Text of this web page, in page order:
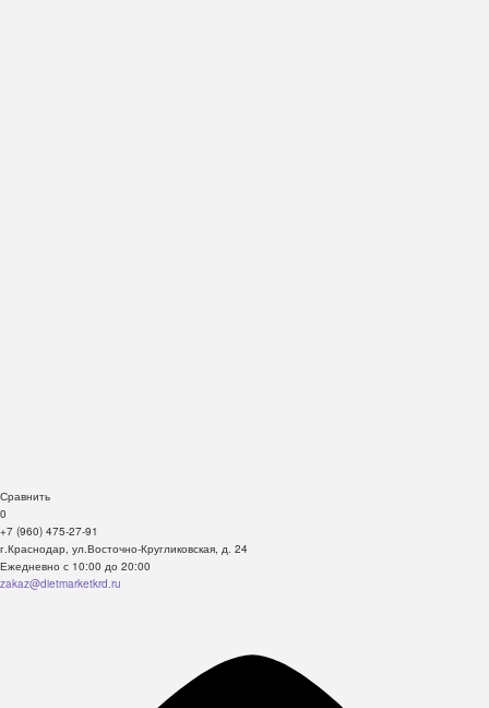
Сравнить
0
+7 (960) 475-27-91
г.Краснодар, ул.Восточно-Кругликовская, д. 24
Ежедневно с 10:00 до 20:00
zakaz@dietmarketkrd.ru